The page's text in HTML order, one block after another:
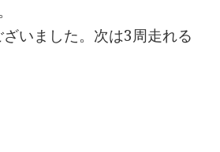
ました。次は3周走れる